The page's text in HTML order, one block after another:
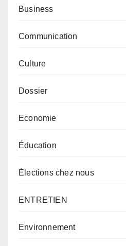
Business
Communication
Culture
Dossier
Economie
Éducation
Élections chez nous
ENTRETIEN
Environnement